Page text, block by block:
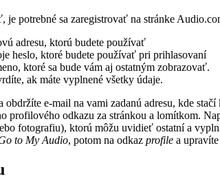
potrebné sa zaregistrovať na stránke
adresu, ktorú budete používať
heslo, ktoré budete používať pri prihlasovaní
ktoré sa bude vám aj ostatným zobrazovať.
ak máte vyplnené všetky údaje.
obdržíte e-mail na vami zadanú adresu, kde
profilového odkazu za stránkou a lomítkom.
fotografiu), ktorú môžu uvidieť ostatní a
to My Audio, potom na odkaz profile a